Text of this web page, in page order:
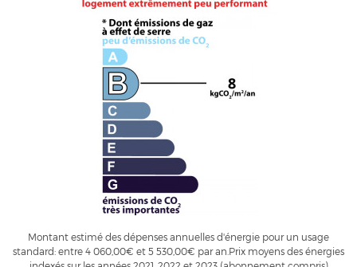
Montant estimé des dépenses annuelles d'énergie pour un usage
standard: entre 4 060,00€ et 5 530,00€ par an.Prix moyens des énergies